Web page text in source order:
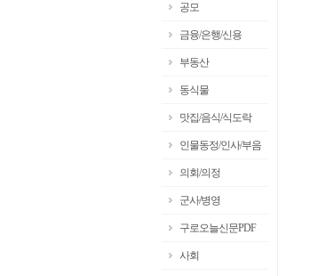
공모
금융/은행/신용
부동산
동식물
맛집/음식/식도락
인물동정/인사/부음
의회/의정
군사/병영
구로오늘신문PDF
사회